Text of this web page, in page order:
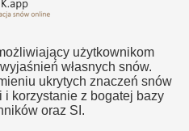
użytkownikom
własnych snów.
ukrytych znaczeń snów
korzystanie z bogatej bazy
oraz SI.